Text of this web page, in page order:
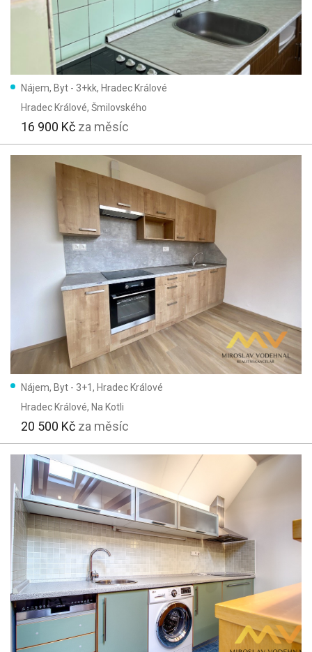
Nájem, Byt - 3+kk, Hradec Králové
Hradec Králové, Šmilovského
16 900 Kč za měsíc
Nájem, Byt - 3+1, Hradec Králové
Hradec Králové, Na Kotli
20 500 Kč za měsíc